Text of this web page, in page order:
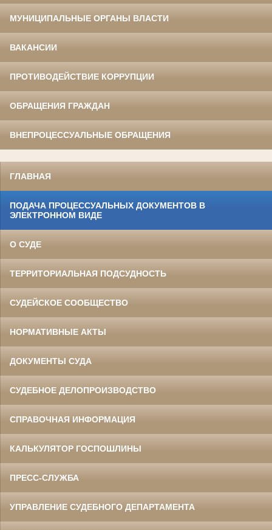
МУНИЦИПАЛЬНЫЕ ОРГАНЫ ВЛАСТИ
ВАКАНСИИ
ПРОТИВОДЕЙСТВИЕ КОРРУПЦИИ
ОБРАЩЕНИЯ ГРАЖДАН
ВНЕПРОЦЕССУАЛЬНЫЕ ОБРАЩЕНИЯ
ГЛАВНАЯ
ПОДАЧА ПРОЦЕССУАЛЬНЫХ ДОКУМЕНТОВ В
ЭЛЕКТРОННОМ ВИДЕ
О СУДЕ
ТЕРРИТОРИАЛЬНАЯ ПОДСУДНОСТЬ
СУДЕЙСКОЕ СООБЩЕСТВО
НОРМАТИВНЫЕ АКТЫ
ДОКУМЕНТЫ СУДА
СУДЕБНОЕ ДЕЛОПРОИЗВОДСТВО
СПРАВОЧНАЯ ИНФОРМАЦИЯ
КАЛЬКУЛЯТОР ГОСПОШЛИНЫ
ПРЕСС-СЛУЖБА
УПРАВЛЕНИЕ СУДЕБНОГО ДЕПАРТАМЕНТА